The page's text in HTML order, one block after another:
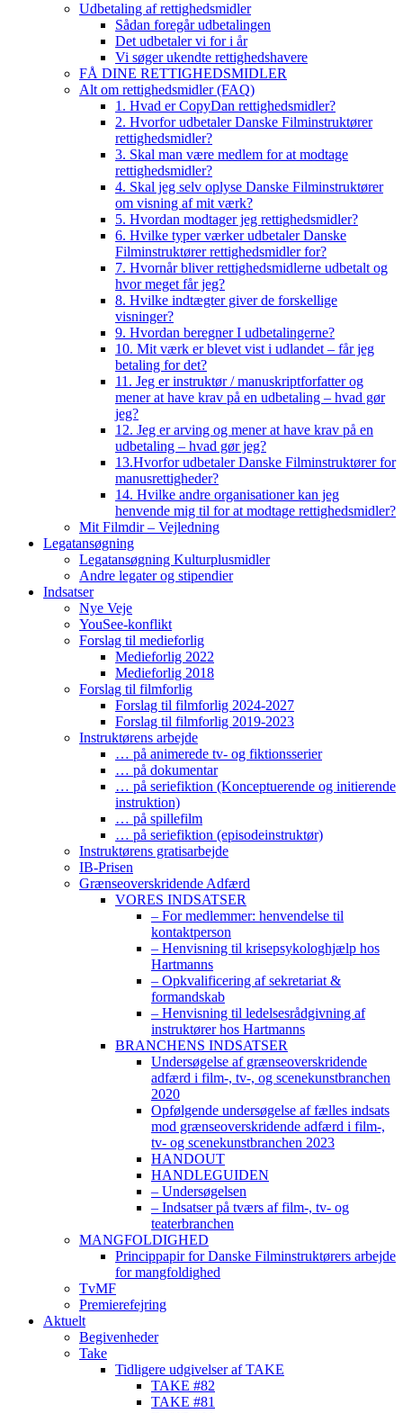
Udbetaling af rettighedsmidler
Sådan foregår udbetalingen
Det udbetaler vi for i år
Vi søger ukendte rettighedshavere
FÅ DINE RETTIGHEDSMIDLER
Alt om rettighedsmidler (FAQ)
1. Hvad er CopyDan rettighedsmidler?
2. Hvorfor udbetaler Danske Filminstruktører
rettighedsmidler?
3. Skal man være medlem for at modtage
rettighedsmidler?
4. Skal jeg selv oplyse Danske Filminstruktører
om visning af mit værk?
5. Hvordan modtager jeg rettighedsmidler?
6. Hvilke typer værker udbetaler Danske
Filminstruktører rettighedsmidler for?
7. Hvornår bliver rettighedsmidlerne udbetalt og
hvor meget får jeg?
8. Hvilke indtægter giver de forskellige
visninger?
9. Hvordan beregner I udbetalingerne?
10. Mit værk er blevet vist i udlandet – får jeg
betaling for det?
11. Jeg er instruktør / manuskriptforfatter og
mener at have krav på en udbetaling – hvad gør
jeg?
12. Jeg er arving og mener at have krav på en
udbetaling – hvad gør jeg?
13.Hvorfor udbetaler Danske Filminstruktører for
manusrettigheder?
14. Hvilke andre organisationer kan jeg
henvende mig til for at modtage rettighedsmidler?
Mit Filmdir – Vejledning
Legatansøgning
Legatansøgning Kulturplusmidler
Andre legater og stipendier
Indsatser
Nye Veje
YouSee-konflikt
Forslag til medieforlig
Medieforlig 2022
Medieforlig 2018
Forslag til filmforlig
Forslag til filmforlig 2024-2027
Forslag til filmforlig 2019-2023
Instruktørens arbejde
… på animerede tv- og fiktionsserier
… på dokumentar
… på seriefiktion (Konceptuerende og initierende
instruktion)
… på spillefilm
… på seriefiktion (episodeinstruktør)
Instruktørens gratisarbejde
IB-Prisen
Grænseoverskridende Adfærd
VORES INDSATSER
– For medlemmer: henvendelse til
kontaktperson
– Henvisning til krisepsykologhjælp hos
Hartmanns
– Opkvalificering af sekretariat &
formandskab
– Henvisning til ledelsesrådgivning af
instruktører hos Hartmanns
BRANCHENS INDSATSER
Undersøgelse af grænseoverskridende
adfærd i film-, tv-, og scenekunstbranchen
2020
Opfølgende undersøgelse af fælles indsats
mod grænseoverskridende adfærd i film-,
tv- og scenekunstbranchen 2023
HANDOUT
HANDLEGUIDEN
– Undersøgelsen
– Indsatser på tværs af film-, tv- og
teaterbranchen
MANGFOLDIGHED
Princippapir for Danske Filminstruktørers arbejde
for mangfoldighed
TvMF
Premierefejring
Aktuelt
Begivenheder
Take
Tidligere udgivelser af TAKE
TAKE #82
TAKE #81